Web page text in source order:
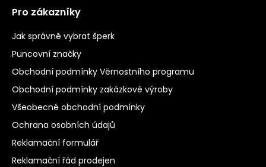
Pro zákazníky
Jak správně vybrat šperk
Puncovní značky
Obchodní podmínky Věrnostního programu
Obchodní podmínky zakázkové výroby
Všeobecné obchodní podmínky
Ochrana osobních údajů
Reklamační formulář
Reklamační řád prodejen